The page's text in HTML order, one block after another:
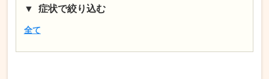
症状で絞り込む
全て